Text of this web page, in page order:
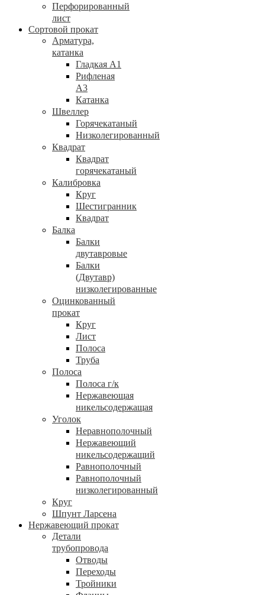
Перфорированный
лист
Сортовой прокат
Арматура,
катанка
Гладкая А1
Рифленая
А3
Катанка
Швеллер
Горячекатаный
Низколегированный
Квадрат
Квадрат
горячекатаный
Калибровка
Круг
Шестигранник
Квадрат
Балка
Балки
двутавровые
Балки
(Двутавр)
низколегированные
Оцинкованный
прокат
Круг
Лист
Полоса
Труба
Полоса
Полоса г/к
Нержавеющая
никельсодержащая
Уголок
Неравнополочный
Нержавеющий
никельсодержащий
Равнополочный
Равнополочный
низколегированный
Круг
Шпунт Ларсена
Нержавеющий прокат
Детали
трубопровода
Отводы
Переходы
Тройники